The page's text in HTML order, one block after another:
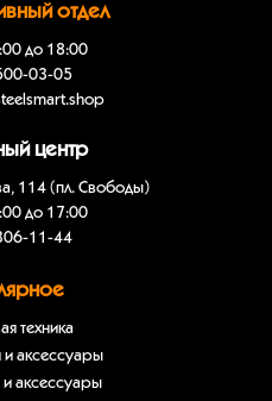
отдел
до 18:00
03-05
центр
114 (пл. Свободы)
до 17:00
11-44
техника
и аксессуары
аксессуары